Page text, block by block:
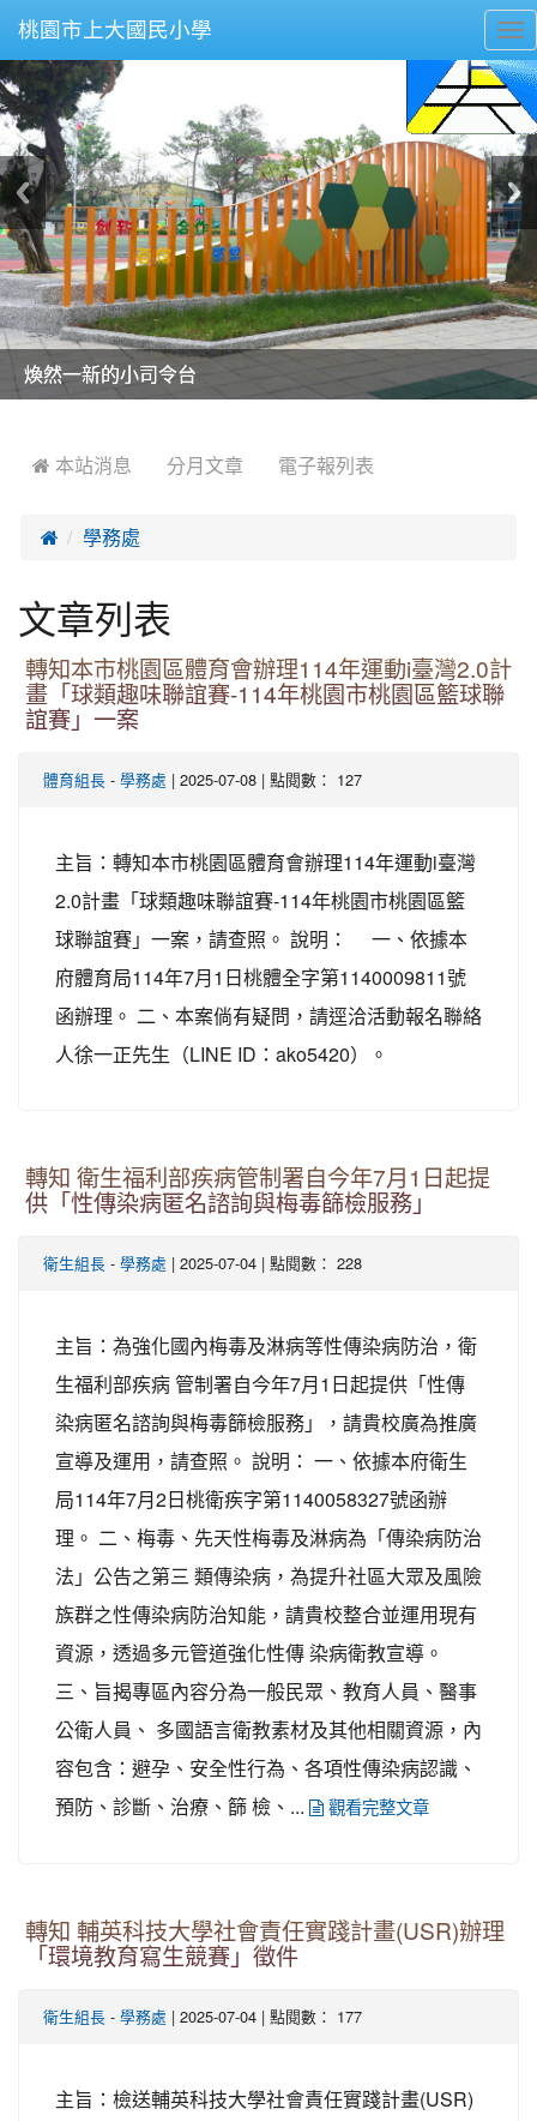
桃園市上大國民小學
美麗的操場是我們活力的來源
美麗的操場是我們活力的來源
煥然一新的小司令台
煥然一新的小司令台
富含桃園埤塘田園風光意象的中廊
富含桃園埤塘田園風光意象的中廊
嶄新的中庭廣場
嶄新的中庭廣場
水生池生生不息
水生池生生不息
 本站消息 分月文章 電子報列表
 學務處
文章列表
轉知本市桃園區體育會辦理114年運動i臺灣2.0計
畫「球類趣味聯誼賽-114年桃園市桃園區籃球聯
誼賽」一案
體育組長 - 學務處 | 2025-07-08 | 點閱數： 127
主旨：轉知本市桃園區體育會辦理114年運動i臺灣
2.0計畫「球類趣味聯誼賽-114年桃園市桃園區籃
球聯誼賽」一案，請查照。 說明： 一、依據本
府體育局114年7月1日桃體全字第1140009811號
函辦理。 二、本案倘有疑問，請逕洽活動報名聯絡
人徐一正先生（LINE ID：ako5420）。
轉知 衛生福利部疾病管制署自今年7月1日起提
供「性傳染病匿名諮詢與梅毒篩檢服務」
衛生組長 - 學務處 | 2025-07-04 | 點閱數： 228
主旨：為強化國內梅毒及淋病等性傳染病防治，衛
生福利部疾病 管制署自今年7月1日起提供「性傳
染病匿名諮詢與梅毒篩檢服務」，請貴校廣為推廣
宣導及運用，請查照。 說明： 一、依據本府衛生
局114年7月2日桃衛疾字第1140058327號函辦
理。 二、梅毒、先天性梅毒及淋病為「傳染病防治
法」公告之第三 類傳染病，為提升社區大眾及風險
族群之性傳染病防治知能，請貴校整合並運用現有
資源，透過多元管道強化性傳 染病衛教宣導。
三、旨揭專區內容分為一般民眾、教育人員、醫事
公衛人員、 多國語言衛教素材及其他相關資源，內
容包含：避孕、安全性行為、各項性傳染病認識、
預防、診斷、治療、篩 檢、...
觀看完整文章
轉知 輔英科技大學社會責任實踐計畫(USR)辦理
「環境教育寫生競賽」徵件
衛生組長 - 學務處 | 2025-07-04 | 點閱數： 177
主旨：檢送輔英科技大學社會責任實踐計畫(USR)